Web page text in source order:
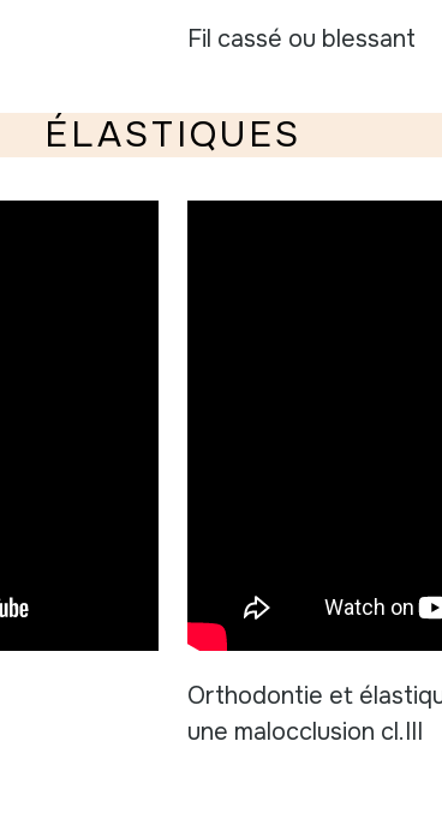
Fil cassé ou blessant
ÉLASTIQUES
Orthodontie et
une malocclusion cl.III